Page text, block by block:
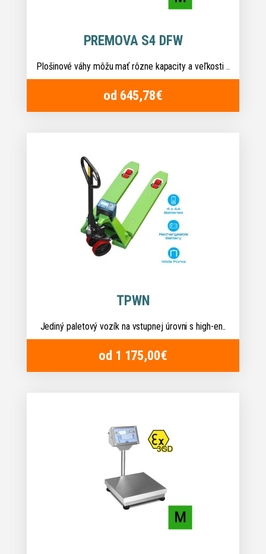
PREMOVA S4 DFW
Plošinové váhy môžu mať rôzne kapacity a veľkosti ..
od 645,78€
TPWN
Jediný paletový vozík na vstupnej úrovni s high-en..
od 1 175,00€